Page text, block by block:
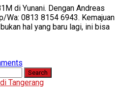
di Yunani. Dengan Andreas
Wa: 0813 8154 6943. Kemajuan
hal yang baru lagi, ini bisa